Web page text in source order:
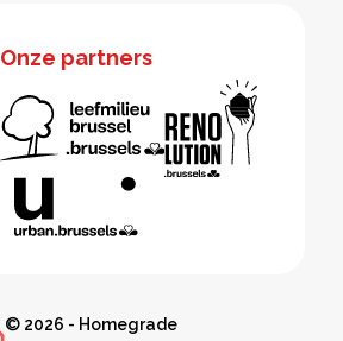
Onze partners
© 2026 - Homegrade